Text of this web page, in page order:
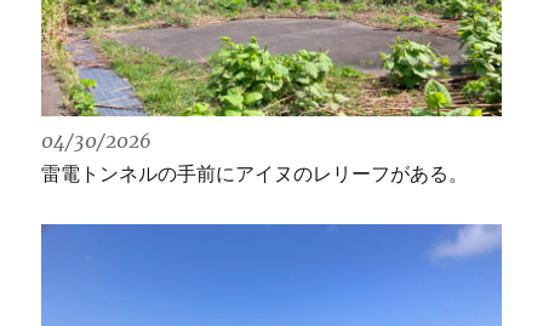
04/30/2026
雷電トンネルの手前にアイヌのレリーフがある。